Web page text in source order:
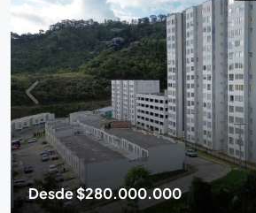
Desde$280.000.000